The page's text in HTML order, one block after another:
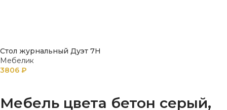
Стол журнальный Дуэт 7Н
Мебелик
3806 ₽
Мебель цвета бетон серый,